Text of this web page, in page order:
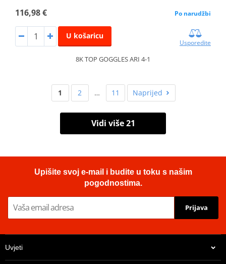
116,98 € Po narudžbi
U košaricu
Usporedite
8K TOP GOGGLES ARI 4-1
1 2 … 11 Naprijed
Vidi više 21
Upišite svoj e-mail i budite u toku s našim
pogodnostima.
Prijava
Uvjeti